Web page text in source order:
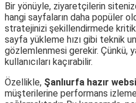
Bir yönüyle, ziyaretçilerin
hangi sayfaların daha popüler
stratejinizi şekillendirmede kritik
sayfa yükleme hızı gibi teknik
gözlemlenmesi gerekir. Çünkü,
kullanıcıları kaçırabilir.
Özellikle, Şanlıurfa hazır
müşterilerine performans